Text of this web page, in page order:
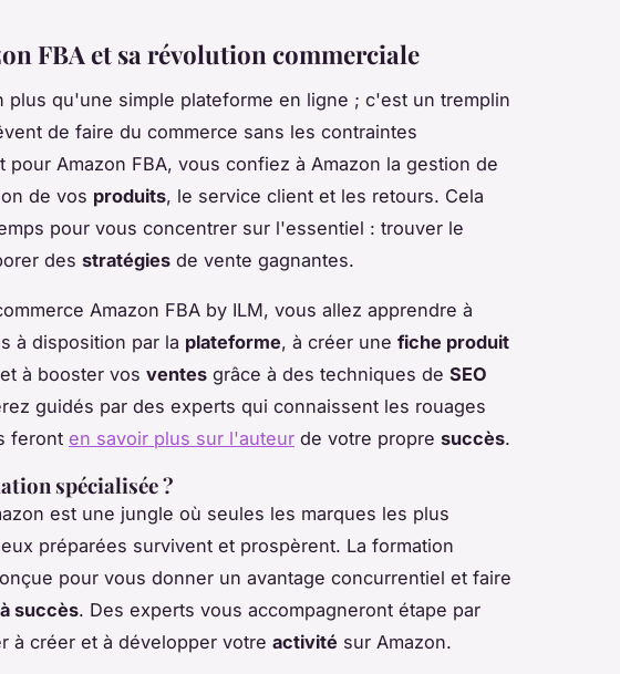
FBA et sa révolution commerciale
plus qu'une simple plateforme en ligne ; c'est un tremplin
de faire du commerce sans les contraintes
pour Amazon FBA, vous confiez à Amazon la gestion de
de vos produits, le service client et les retours. Cela
pour vous concentrer sur l'essentiel : trouver le
des stratégies de vente gagnantes.
Amazon FBA by ILM, vous allez apprendre à
à disposition par la plateforme, à créer une fiche produit
à booster vos ventes grâce à des techniques de SEO
guidés par des experts qui connaissent les rouages
feront en savoir plus sur l'auteur de votre propre succès.
spécialisée ?
est une jungle où seules les marques les plus
préparées survivent et prospèrent. La formation
pour vous donner un avantage concurrentiel et faire
succès. Des experts vous accompagneront étape par
à créer et à développer votre activité sur Amazon.